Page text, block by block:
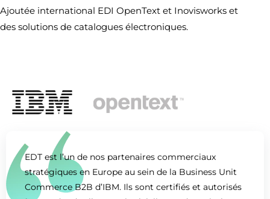
Ajoutée international EDI OpenText et Inovisworks et
des solutions de catalogues électroniques.
EDT est l’un de nos partenaires commerciaux
stratégiques en Europe au sein de la Business Unit
Commerce B2B d’IBM. Ils sont certifiés et autorisés